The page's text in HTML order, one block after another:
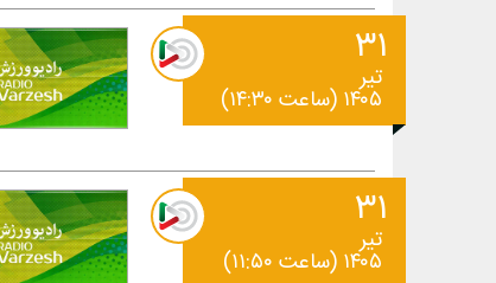
۳۱
تیر
۱۴۰۵ (ساعت ۱۴:۳۰)
۳۱
تیر
۱۴۰۵ (ساعت ۱۱:۵۰)